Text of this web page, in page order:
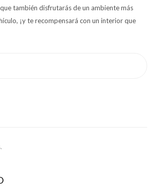
también disfrutarás de un ambiente más
¡y te recompensará con un interior que